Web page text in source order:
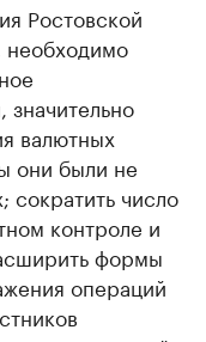
Ростовской
необходимо
значительно
валютных
они были не
сократить число
контроле и
формы
операций